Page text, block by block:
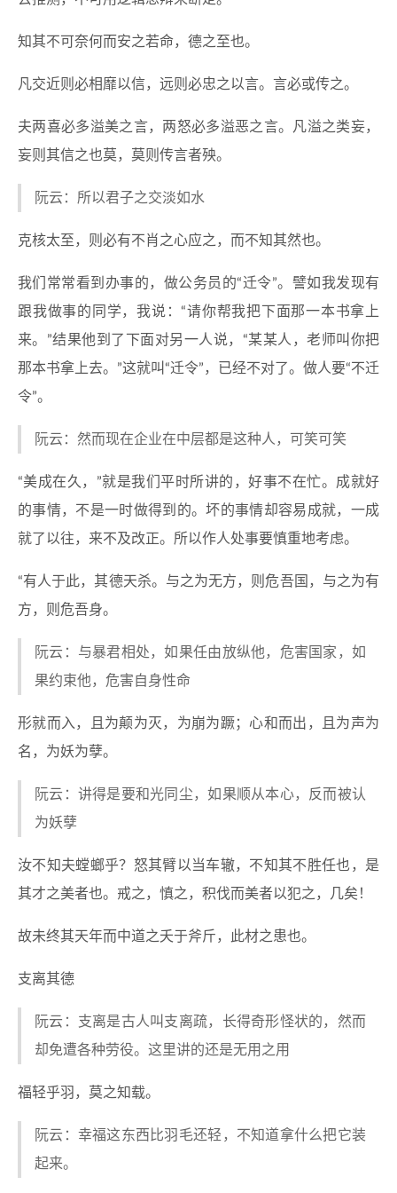
知其不可奈何而安之若命，德之至也。
凡交近则必相靡以信，远则必忠之以言。言必或传之。
夫两喜必多溢美之言，两怒必多溢恶之言。凡溢之类妄，
妄则其信之也莫，莫则传言者殃。
阮云：所以君子之交淡如水
克核太至，则必有不肖之心应之，而不知其然也。
我们常常看到办事的，做公务员的“迁令”。譬如我发现有
跟我做事的同学，我说：“请你帮我把下面那一本书拿上
来。”结果他到了下面对另一人说，“某某人，老师叫你把
那本书拿上去。”这就叫“迁令”，已经不对了。做人要“不迁
令”。
阮云：然而现在企业在中层都是这种人，可笑可笑
“美成在久，”就是我们平时所讲的，好事不在忙。成就好
的事情，不是一时做得到的。坏的事情却容易成就，一成
就了以往，来不及改正。所以作人处事要慎重地考虑。
“有人于此，其德天杀。与之为无方，则危吾国，与之为有
方，则危吾身。
阮云：与暴君相处，如果任由放纵他，危害国家，如
果约束他，危害自身性命
形就而入，且为颠为灭，为崩为蹶；心和而出，且为声为
名，为妖为孽。
阮云：讲得是要和光同尘，如果顺从本心，反而被认
为妖孽
汝不知夫螳螂乎？怒其臂以当车辙，不知其不胜任也，是
其才之美者也。戒之，慎之，积伐而美者以犯之，几矣！
故未终其天年而中道之夭于斧斤，此材之患也。
支离其德
阮云：支离是古人叫支离疏，长得奇形怪状的，然而
却免遭各种劳役。这里讲的还是无用之用
福轻乎羽，莫之知载。
阮云：幸福这东西比羽毛还轻，不知道拿什么把它装
起来。